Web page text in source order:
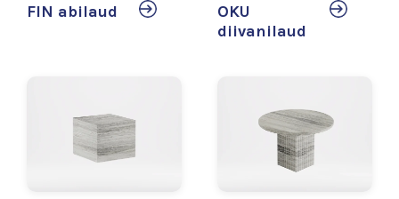
FIN abilaud
OKU
diivanilaud